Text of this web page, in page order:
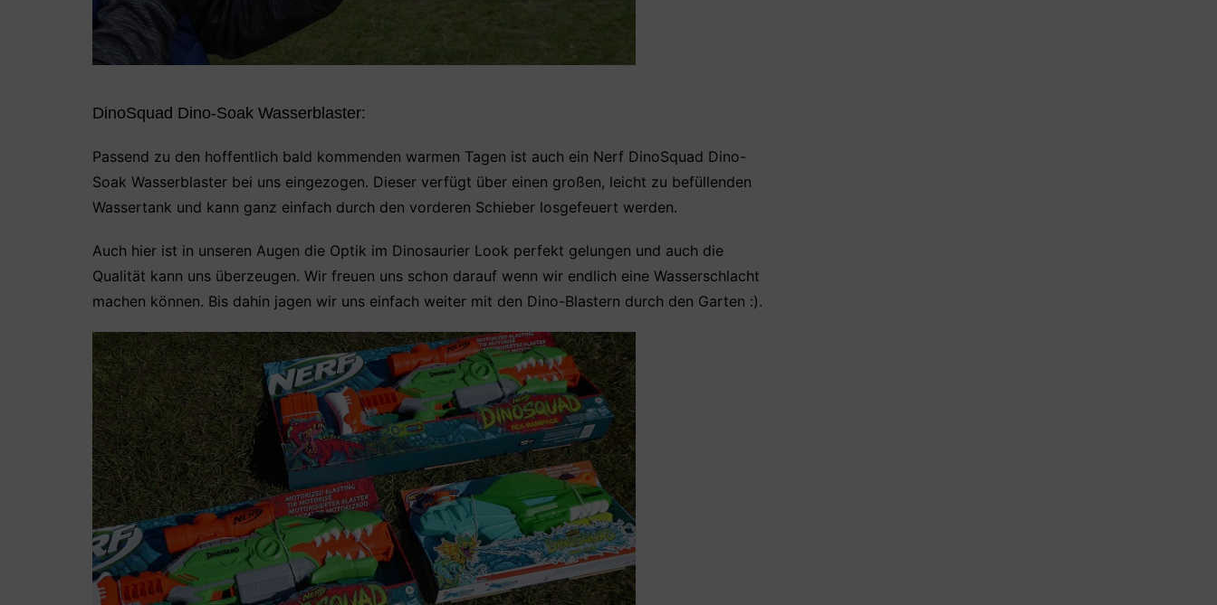
DinoSquad Dino-Soak Wasserblaster:
Passend zu den hoffentlich bald kommenden warmen Tagen ist auch ein Nerf DinoSquad Dino-
Soak Wasserblaster bei uns eingezogen. Dieser verfügt über einen großen, leicht zu befüllenden
Wassertank und kann ganz einfach durch den vorderen Schieber losgefeuert werden.
Auch hier ist in unseren Augen die Optik im Dinosaurier Look perfekt gelungen und auch die
Qualität kann uns überzeugen. Wir freuen uns schon darauf wenn wir endlich eine Wasserschlacht
machen können. Bis dahin jagen wir uns einfach weiter mit den Dino-Blastern durch den Garten :).